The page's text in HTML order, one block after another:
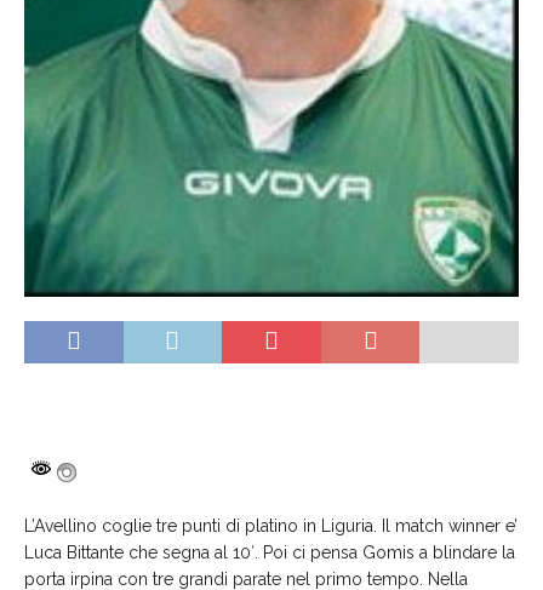
L’Avellino coglie tre punti di platino in Liguria. Il match winner e’
Luca Bittante che segna al 10′. Poi ci pensa Gomis a blindare la
porta irpina con tre grandi parate nel primo tempo. Nella